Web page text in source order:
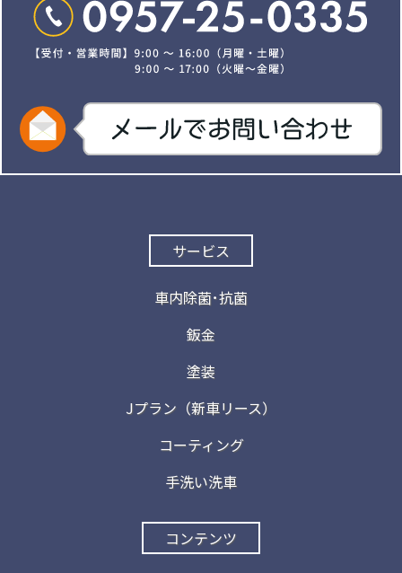
サービス
車内除菌･抗菌
鈑金
塗装
Jプラン（新車リース）
コーティング
手洗い洗車
コンテンツ